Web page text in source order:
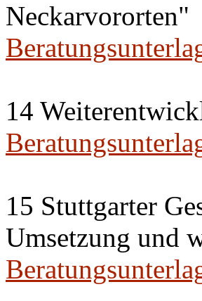
Neckarvororten"
14
15 Stuttgarter
Umsetzung und